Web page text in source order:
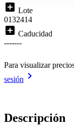
add_box Lote
0132414
add_box Caducidad
-------
Para visualizar
sesión keyboard_arrow_right
Descripción